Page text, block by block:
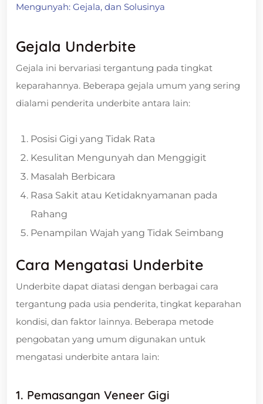
Mengunyah: Gejala, dan Solusinya
Gejala Underbite
Gejala ini bervariasi tergantung pada tingkat
keparahannya. Beberapa gejala umum yang sering
dialami penderita underbite antara lain:
Posisi Gigi yang Tidak Rata
Kesulitan Mengunyah dan Menggigit
Masalah Berbicara
Rasa Sakit atau Ketidaknyamanan pada
Rahang
Penampilan Wajah yang Tidak Seimbang
Cara Mengatasi Underbite
Underbite dapat diatasi dengan berbagai cara
tergantung pada usia penderita, tingkat keparahan
kondisi, dan faktor lainnya. Beberapa metode
pengobatan yang umum digunakan untuk
mengatasi underbite antara lain:
1. Pemasangan Veneer Gigi